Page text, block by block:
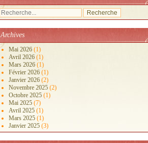
Archives
Mai 2026 (1)
Avril 2026 (1)
Mars 2026 (1)
Février 2026 (1)
Janvier 2026 (2)
Novembre 2025 (2)
Octobre 2025 (1)
Mai 2025 (7)
Avril 2025 (1)
Mars 2025 (1)
Janvier 2025 (3)